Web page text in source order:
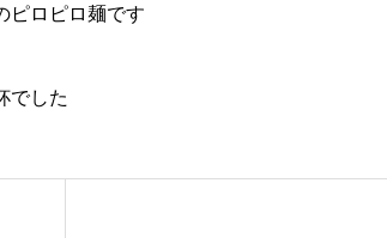
ピロピロ麺です
でした